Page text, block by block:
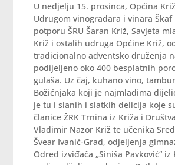
U nedjelju 15. prosinca, Općina
Udrugom vinogradara i vinara Škaf
potporu ŠRU Šaran Križ, Savjeta
Križ i ostalih udruga Općine Križ,
tradicionalno adventsko druženja
podijeljeno oko 400 besplatnih
gulaša. Uz čaj, kuhano vino,
Božićnjaka koji je najmlađima
je tu i slanih i slatkih delicija koje
članice ŽRK Trnina iz Križa i
Vladimir Nazor Križ te učenika
Švear Ivanić-Grad, odjeljenja
Odred izviđača „Siniša Pavković“ iz